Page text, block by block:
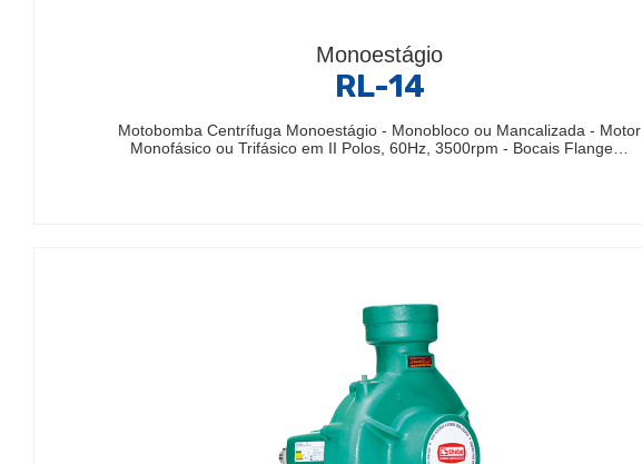
Monoestágio
RL-14
Motobomba Centrífuga Monoestágio - Monobloco ou Mancalizada - Motor
Monofásico ou Trifásico em II Polos, 60Hz, 3500rpm - Bocais Flange…